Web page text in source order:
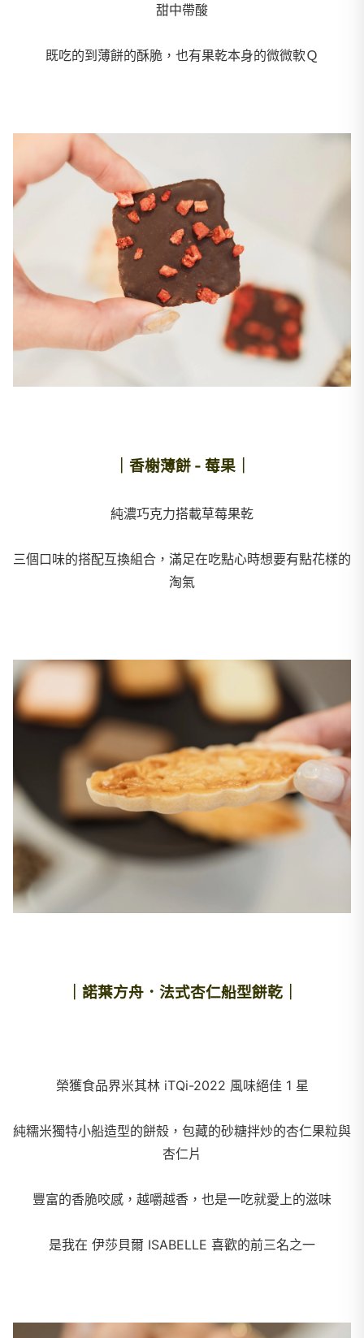
甜中帶酸
既吃的到薄餅的酥脆，也有果乾本身的微微軟Ｑ
｜香榭薄餅 - 莓果｜
純濃巧克力搭載草莓果乾
三個口味的搭配互換組合，滿足在吃點心時想要有點花樣的
淘氣
｜諾葉方舟．法式杏仁船型餅乾｜
榮獲食品界米其林 iTQi-2022 風味絕佳 1 星
純糯米獨特小船造型的餅殼，包藏的砂糖拌炒的杏仁果粒與
杏仁片
豐富的香脆咬感，越嚼越香，也是一吃就愛上的滋味
是我在 伊莎貝爾 ISABELLE 喜歡的前三名之一